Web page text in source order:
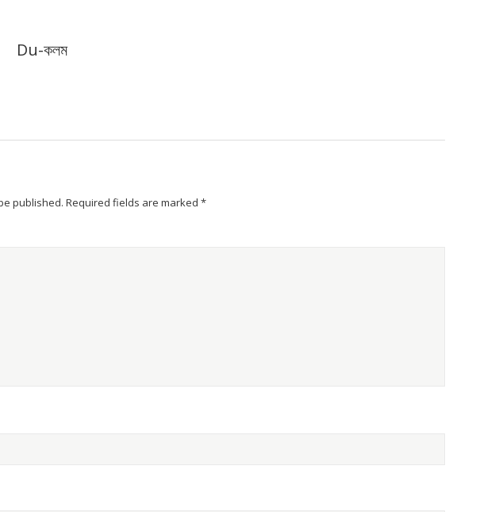
Du-কলম
published. Required fields are marked *